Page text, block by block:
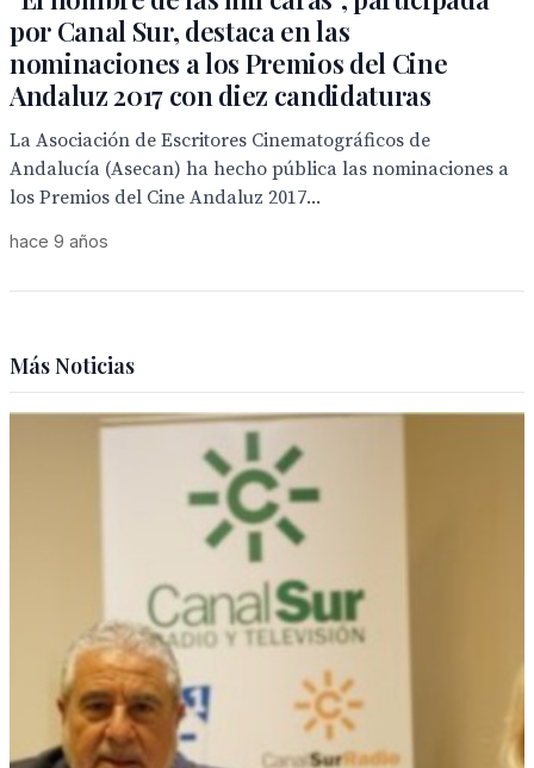
por Canal Sur, destaca en las
nominaciones a los Premios del Cine
Andaluz 2017 con diez candidaturas
La Asociación de Escritores Cinematográficos de
Andalucía (Asecan) ha hecho pública las nominaciones a
los Premios del Cine Andaluz 2017...
hace 9 años
Más Noticias